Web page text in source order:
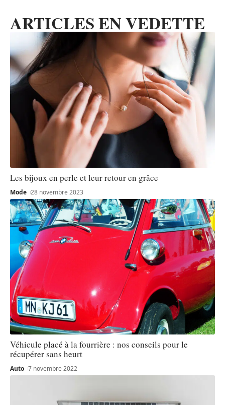
ARTICLES EN VEDETTE
Les bijoux en perle et leur retour en grâce
Mode 28 novembre 2023
Véhicule placé à la fourrière : nos conseils pour le
récupérer sans heurt
Auto 7 novembre 2022